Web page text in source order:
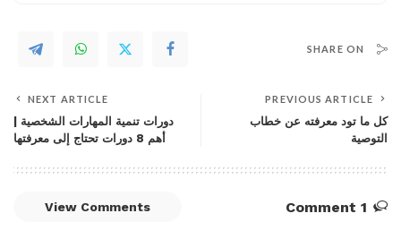
SHARE ON
PREVIOUS ARTICLE
كل ما تود معرفته عن خطاب
التوصية
NEXT ARTICLE
دورات تنمية المهارات الشخصية |
أهم 8 دورات تحتاج إلى معرفتها
1 Comment
View Comments